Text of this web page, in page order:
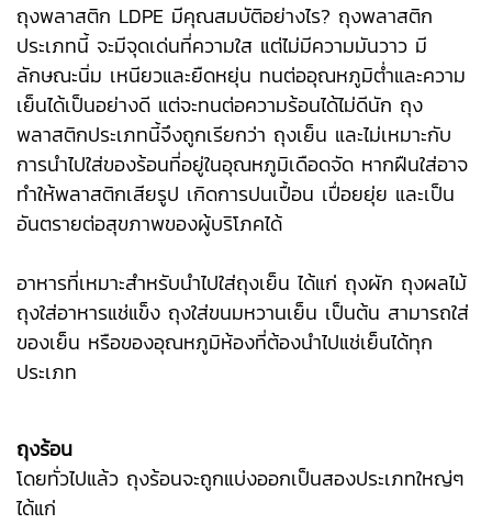
ถุงพลาสติก LDPE มีคุณสมบัติอย่างไร? ถุงพลาสติก
ประเภทนี้ จะมีจุดเด่นที่ความใส แต่ไม่มีความมันวาว มี
ลักษณะนิ่ม เหนียวและยืดหยุ่น ทนต่ออุณหภูมิต่ำและความ
เย็นได้เป็นอย่างดี แต่จะทนต่อความร้อนได้ไม่ดีนัก ถุง
พลาสติกประเภทนี้จึงถูกเรียกว่า ถุงเย็น และไม่เหมาะกับ
การนำไปใส่ของร้อนที่อยู่ในอุณหภูมิเดือดจัด หากฝืนใส่อาจ
ทำให้พลาสติกเสียรูป เกิดการปนเปื้อน เปื่อยยุ่ย และเป็น
อันตรายต่อสุขภาพของผู้บริโภคได้
อาหารที่เหมาะสำหรับนำไปใส่ถุงเย็น ได้แก่ ถุงผัก ถุงผลไม้
ถุงใส่อาหารแช่แข็ง ถุงใส่ขนมหวานเย็น เป็นต้น สามารถใส่
ของเย็น หรือของอุณหภูมิห้องที่ต้องนำไปแช่เย็นได้ทุก
ประเภท
ถุงร้อน
โดยทั่วไปแล้ว ถุงร้อนจะถูกแบ่งออกเป็นสองประเภทใหญ่ๆ
ได้แก่